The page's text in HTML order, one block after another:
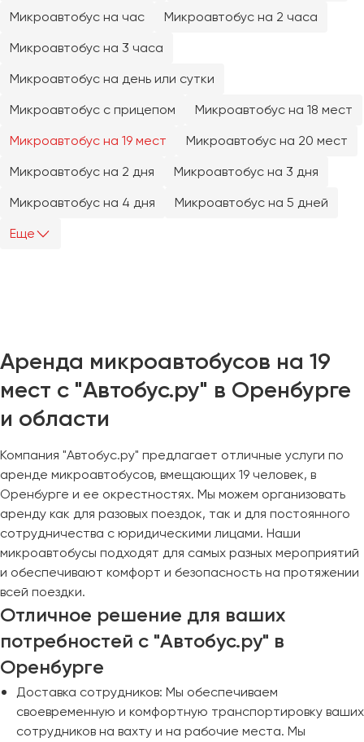
Микроавтобус на час
Микроавтобус на 2 часа
Микроавтобус на 3 часа
Микроавтобус на день или сутки
Микроавтобус с прицепом
Микроавтобус на 18 мест
Микроавтобус на 19 мест
Микроавтобус на 20 мест
Микроавтобус на 2 дня
Микроавтобус на 3 дня
Микроавтобус на 4 дня
Микроавтобус на 5 дней
Еще
Аренда микроавтобусов на 19
мест с "Автобус.ру" в Оренбурге
и области
Компания "Автобус.ру" предлагает отличные услуги по
аренде микроавтобусов, вмещающих 19 человек, в
Оренбурге и ее окрестностях. Мы можем организовать
аренду как для разовых поездок, так и для постоянного
сотрудничества с юридическими лицами. Наши
микроавтобусы подходят для самых разных мероприятий
и обеспечивают комфорт и безопасность на протяжении
всей поездки.
Отличное решение для ваших
потребностей с "Автобус.ру" в
Оренбурге
Доставка сотрудников: Мы обеспечиваем
своевременную и комфортную транспортировку ваших
сотрудников на вахту и на рабочие места. Мы
Челябинск
Череповец
Якутск